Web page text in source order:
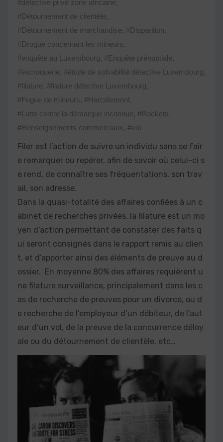
#détective privé zone africaine,
#Détournement de clientèle,
#Détournement de marchandise, #Disparition,
#Drogue concernant les mineurs,
#enquête au Luxembourg, #Enquête prénuptiale,
#escroquerie, #étude de solvabilité détective Luxembourg,
#filature, #filature détective Luxembourg,
#Fugue de mineurs, #Harcèlement,
#Lutte contre la démarque inconnue, #Rackets,
#Renseignements commerciaux, #vol
Filer est l’action de suivre un individu sans se fair
e remarquer ou repérer, afin de savoir où celui-ci s
e rend, de connaître ses fréquentations, son trav
ail, son adresse.
Dans la quasi-totalité des affaires confiées à un c
abinet de recherches privées, la filature est un mo
yen d’action permettant de constater des faits q
ui seront consignés dans le rapport remis au clien
t, et d’apporter ainsi des éléments de preuve au d
ossier. En moyenne 80% des affaires requièrent u
ne filature surveillance, principalement dans les c
as de recherche de preuves pour un divorce, ou d
e recherche de l’employeur d’un débiteur, de l’aut
eur d’un vol, de la preuve de la concurrence déloy
ale ou du détournement de clientèle, etc…